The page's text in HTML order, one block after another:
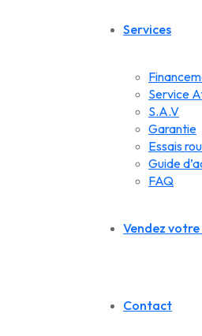
Services
Service
S.A.V
Garantie
Essais
Guide
FAQ
Vendez
Contact